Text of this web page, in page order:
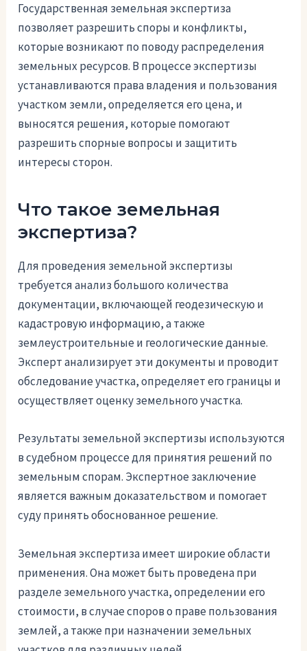
Государственная земельная экспертиза
позволяет разрешить споры и конфликты,
которые возникают по поводу распределения
земельных ресурсов. В процессе экспертизы
устанавливаются права владения и пользования
участком земли, определяется его цена, и
выносятся решения, которые помогают
разрешить спорные вопросы и защитить
интересы сторон.
Что такое земельная
экспертиза?
Для проведения земельной экспертизы
требуется анализ большого количества
документации, включающей геодезическую и
кадастровую информацию, а также
землеустроительные и геологические данные.
Эксперт анализирует эти документы и проводит
обследование участка, определяет его границы и
осуществляет оценку земельного участка.
Результаты земельной экспертизы используются
в судебном процессе для принятия решений по
земельным спорам. Экспертное заключение
является важным доказательством и помогает
суду принять обоснованное решение.
Земельная экспертиза имеет широкие области
применения. Она может быть проведена при
разделе земельного участка, определении его
стоимости, в случае споров о праве пользования
землей, а также при назначении земельных